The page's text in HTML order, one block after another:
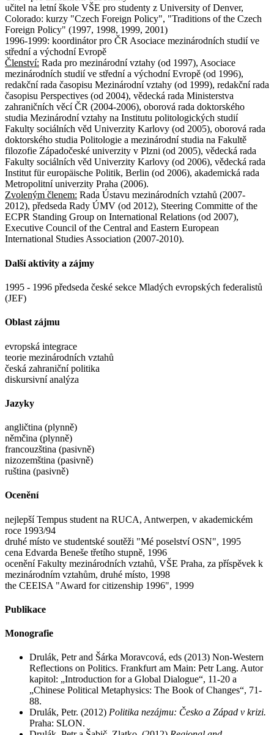
učitel na letní škole VŠE pro studenty z University of Denver,
Colorado: kurzy "Czech Foreign Policy", "Traditions of the Czech
Foreign Policy" (1997, 1998, 1999, 2001)
1996-1999: koordinátor pro ČR Asociace mezinárodních studií ve
střední a východní Evropě
Členství: Rada pro mezinárodní vztahy (od 1997), Asociace
mezinárodních studií ve střední a východní Evropě (od 1996),
redakční rada časopisu Mezinárodní vztahy (od 1999), redakční rada
časopisu Perspectives (od 2004), vědecká rada Ministerstva
zahraničních věcí ČR (2004-2006), oborová rada doktorského
studia Mezinárodní vztahy na Institutu politologických studií
Fakulty sociálních věd Univerzity Karlovy (od 2005), oborová rada
doktorského studia Politologie a mezinárodní studia na Fakultě
filozofie Západočeské univerzity v Plzni (od 2005), vědecká rada
Fakulty sociálních věd Univerzity Karlovy (od 2006), vědecká rada
Institut für europäische Politik, Berlin (od 2006), akademická rada
Metropolitní univerzity Praha (2006).
Zvoleným členem: Rada Ústavu mezinárodních vztahů (2007-
2012), předseda Rady ÚMV (od 2012), Steering Committe of the
ECPR Standing Group on International Relations (od 2007),
Executive Council of the Central and Eastern European
International Studies Association (2007-2010).
Další aktivity a zájmy
1995 - 1996 předseda české sekce Mladých evropských federalistů
(JEF)
Oblast zájmu
evropská integrace
teorie mezinárodních vztahů
česká zahraniční politika
diskursivní analýza
Jazyky
angličtina (plynně)
němčina (plynně)
francouzština (pasivně)
nizozemština (pasivně)
ruština (pasivně)
Ocenění
nejlepší Tempus student na RUCA, Antwerpen, v akademickém
roce 1993/94
druhé místo ve studentské soutěži "Mé poselství OSN", 1995
cena Edvarda Beneše třetího stupně, 1996
ocenění Fakulty mezinárodních vztahů, VŠE Praha, za příspěvek k
mezinárodním vztahům, druhé místo, 1998
the CEEISA "Award for citizenship 1996", 1999
Publikace
Monografie
Drulák, Petr and Šárka Moravcová, eds (2013) Non-Western
Reflections on Politics. Frankfurt am Main: Petr Lang. Autor
kapitol: „Introduction for a Global Dialogue“, 11-20 a
„Chinese Political Metaphysics: The Book of Changes“, 71-
88.
Drulák, Petr. (2012) Politika nezájmu: Česko a Západ v krizi.
Praha: SLON.